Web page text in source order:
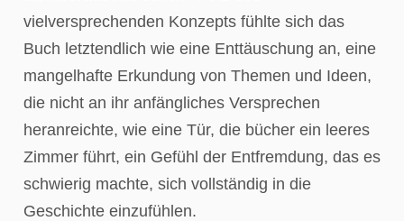
vielversprechenden Konzepts fühlte sich das
Buch letztendlich wie eine Enttäuschung an, eine
mangelhafte Erkundung von Themen und Ideen,
die nicht an ihr anfängliches Versprechen
heranreichte, wie eine Tür, die bücher ein leeres
Zimmer führt, ein Gefühl der Entfremdung, das es
schwierig machte, sich vollständig in die
Geschichte einzufühlen.